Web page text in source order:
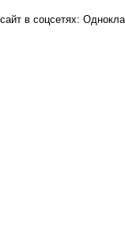
в соцсетях: